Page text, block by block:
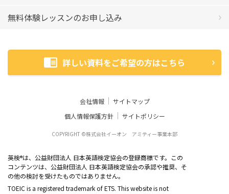
無料体験レッスンのお申し込み
詳しい資料をご希望の方はこちら
会社情報
サイトマップ
個人情報保護方針
サイトポリシー
COPYRIGHT ©株式会社イーオン アミティー事業本部
英検®は、公益財団法人 日本英語検定協会の登録商標です。この
コンテンツは、公益財団法人 日本英語検定協会の承認や推奨、そ
の他の検討を受けたものではありません。
TOEIC is a registered trademark of ETS. This website is not